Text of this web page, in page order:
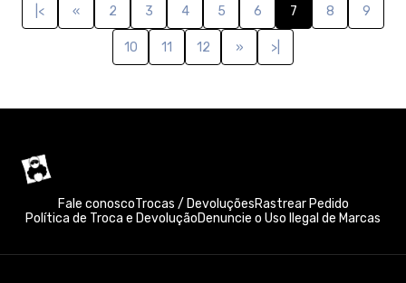
|< « 2 3 4 5 6 7 8 9
10 11 12 » >|
Fale conoscoTrocas / DevoluçõesRastrear Pedido
Política de Troca e DevoluçãoDenuncie o Uso Ilegal de Marcas